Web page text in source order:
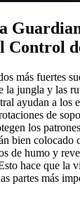
Control
más fuertes
la jungla y las
ayudan a los
de
los
bien colocado
de humo y
hace que la
partes más